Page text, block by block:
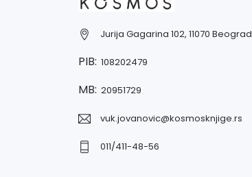
Jurija Gagarina 102, 11070 Beograd
PIB: 108202479
MB: 20951729
vuk.jovanovic@kosmosknjige.rs
011/411-48-56